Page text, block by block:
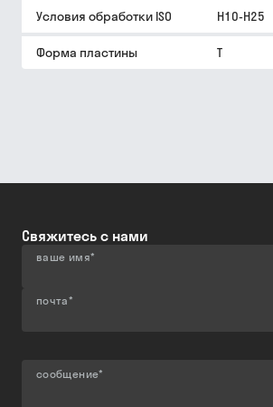
Условия обработки ISO H10-H25
Форма пластины T
Свяжитесь с нами
ваше имя*
почта*
сообщение*